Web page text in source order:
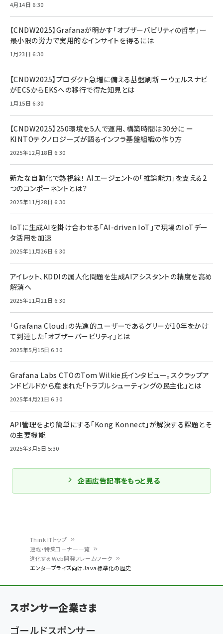
く
ず
Think ITトップ
連載・特集コーナー一覧
進化するWeb開発フレームワーク
エンタープライズ向けJava標準化の歴史
4月14日 6:30
【CNDW2025】Grafanaが明かす「オブザーバビリティの哲学」ー
最小限の労力で実用的なインサイトを得るには
1月23日 6:30
【CNDW2025】プロダクト急増に備える基盤刷新 ーウェルスナビ
がECSからEKSへの移行で得た知見とは
1月15日 6:30
【CNDW2025】250環境を5人で運用、構築時間は30分に ー
KINTOテクノロジーズが語るインフラ基盤組織の作り方
2025年12月18日 6:30
新たな自動化で熱視線！ AIエージェントの「推論能力」を支える2
つのコンポーネントとは？
2025年11月28日 6:30
IoTに生成AIを掛け合わせる「AI-driven IoT」で現場のIoTデー
タ活用を加速
2025年11月26日 6:30
アイレット、KDDIの属人化問題を生成AIアシスタントの精度を高め
解消へ
2025年11月21日 6:30
「Grafana Cloud」の先進的ユーザーであるグリーが10年をかけ
て到達した「オブザーバービリティ」とは
2025年5月15日 6:30
Grafana Labs CTOのTom Wilkie氏インタビュー。スクラップア
ンドビルドから産まれた「トラブルシューティングの民主化」とは
2025年4月21日 6:30
API管理をより簡単にする「Kong Konnect」が解決する課題とそ
の主要機能
2025年3月5日 5:30
企画広告記事をもっと見る
スポンサー企業さま
ゴールドスポンサー